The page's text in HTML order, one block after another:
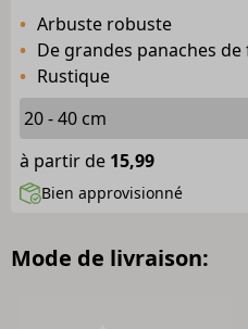
Arbuste robuste
De grandes panaches
Rustique
à partir de 15,99
Bien approvisionné
Mode de livraison: